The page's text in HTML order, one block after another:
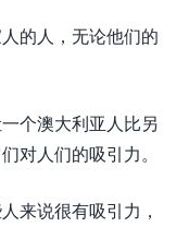
的人，无论他们的
个澳大利亚人比另
对人们的吸引力。
来说很有吸引力，